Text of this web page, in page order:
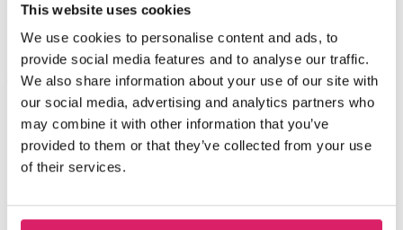
This website uses cookies
We use cookies to personalise content and ads, to
provide social media features and to analyse our traffic.
We also share information about your use of our site with
our social media, advertising and analytics partners who
may combine it with other information that you’ve
provided to them or that they’ve collected from your use
of their services.
Anderen kochten ook